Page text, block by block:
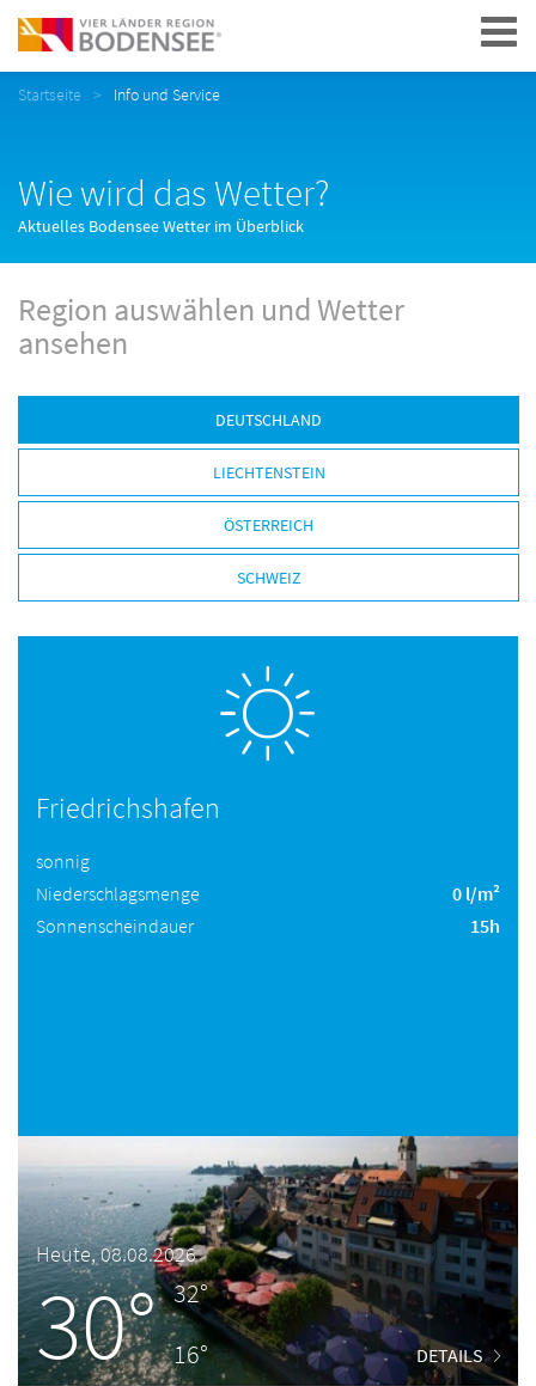
Navigation
Startseite Info und Service
Wie wird das Wetter?
Aktuelles Bodensee Wetter im Überblick
Region auswählen und Wetter
ansehen
DEUTSCHLAND
LIECHTENSTEIN
ÖSTERREICH
SCHWEIZ
Friedrichshafen
sonnig
Niederschlagsmenge
0 l/m²
Sonnenscheindauer
15h
Heute, 08.08.2026
30° 32°
16°
DETAILS